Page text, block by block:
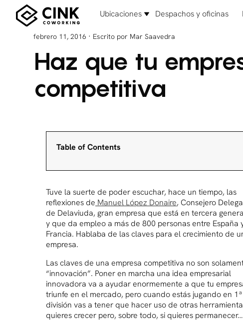
Ubicaciones Despachos y oficinas
febrero 11, 2016 · Escrito por Mar Saavedra
Haz que tu
competitiva
Table of Contents
Tuve la suerte de poder escuchar, hace un tiempo, las
reflexiones de Manuel López Donaire, Consejero
de Delaviuda, gran empresa que está en tercera
y que da empleo a más de 800 personas entre España
Francia. Hablaba de las claves para el crecimiento de
empresa.
Las claves de una empresa competitiva no son
“innovación”. Poner en marcha una idea empresarial
innovadora va a ayudar enormemente a que tu
triunfe en el mercado, pero cuando estás jugando en 1ª
división vas a tener que hacer uso de otras
quieres crecer pero, sobre todo, si quieres permanecer…